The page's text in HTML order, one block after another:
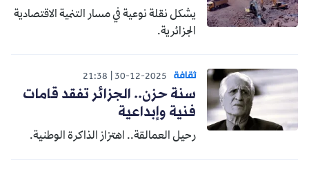
يشكل نقلة نوعية في مسار التنمية الاقتصادية
الجزائرية.
ثقافة 30-12-2025
21:38
سنة حزن.. الجزائر تفقد قامات
فنية وإبداعية
رحيل العمالقة.. اهتزاز الذاكرة الوطنية.